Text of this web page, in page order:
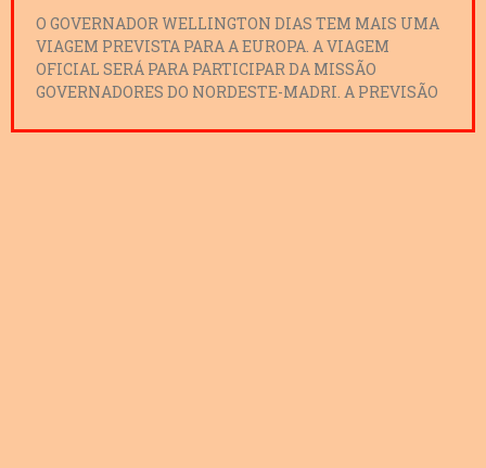
O GOVERNADOR WELLINGTON DIAS TEM MAIS UMA
VIAGEM PREVISTA PARA A EUROPA. A VIAGEM
OFICIAL SERÁ PARA PARTICIPAR DA MISSÃO
GOVERNADORES DO NORDESTE-MADRI. A PREVISÃO